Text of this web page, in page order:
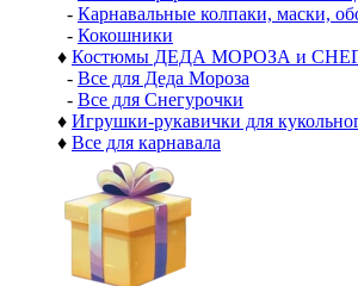
- Карнавальные колпаки, маски,
- Кокошники
♦ Костюмы ДЕДА МОРОЗА и
- Все для Деда Мороза
- Все для Снегурочки
♦ Игрушки-рукавички для
♦ Все для карнавала